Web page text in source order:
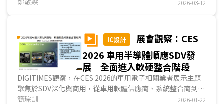
InFO體系引領市場，日月光、艾克爾、力成亦對該領域技術
I/O密度...
鄭敬霖 2026-03-12
IC設計
展會觀察：CES
2026 車用半導體順應SDV發
展 全面進入軟硬整合階段
DIGITIMES觀察，在CES 2026的車用電子相關業者展示主題
聚焦於SDV深化與商用，從車用軟體供應商、系統整合商到晶
片設計業者的車用布局來看，整體產業發展主軸已全...
簡琮訓 2026-01-22